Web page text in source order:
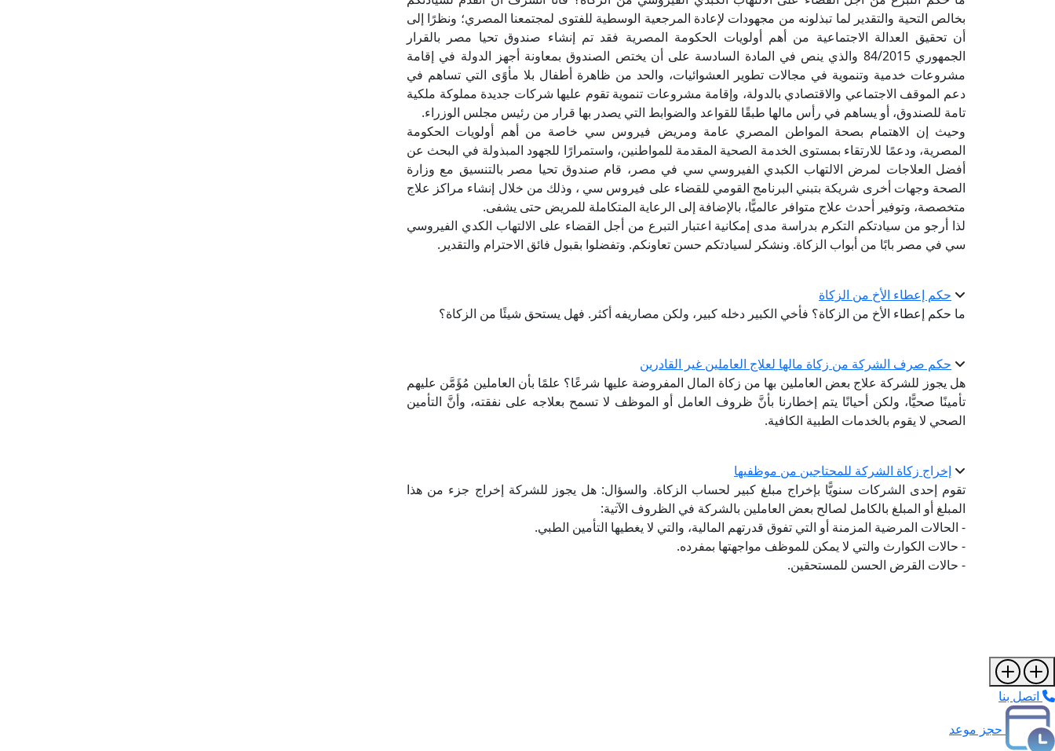
بخالص التحية والتقدير لما تبذلونه من مجهودات لإعادة المرجعية الوسطية للفتوى لمجتمعنا المصري؛ ونظرًا إلى
أن تحقيق العدالة الاجتماعية من أهم أولويات الحكومة المصرية فقد تم إنشاء صندوق تحيا مصر بالقرار
الجمهوري 84/2015 والذي ينص في المادة السادسة على أن يختص الصندوق بمعاونة أجهز الدولة في إقامة
مشروعات خدمية وتنموية في مجالات تطوير العشوائيات، والحد من ظاهرة أطفال بلا مأوًى التي تساهم في
دعم الموقف الاجتماعي والاقتصادي بالدولة، وإقامة مشروعات تنموية تقوم عليها شركات جديدة مملوكة ملكية
تامة للصندوق، أو يساهم في رأس مالها طبقًا للقواعد والضوابط التي يصدر بها قرار من رئيس مجلس الوزراء.
وحيث إن الاهتمام بصحة المواطن المصري عامة ومريض فيروس سي خاصة من أهم أولويات الحكومة
المصرية، ودعمًا للارتقاء بمستوى الخدمة الصحية المقدمة للمواطنين، واستمرارًا للجهود المبذولة في البحث عن
أفضل العلاجات لمرض الالتهاب الكبدي الفيروسي سي في مصر، قام صندوق تحيا مصر بالتنسيق مع وزارة
الصحة وجهات أخرى شريكة بتبني البرنامج القومي للقضاء على فيروس سي ، وذلك من خلال إنشاء مراكز علاج
متخصصة، وتوفير أحدث علاج متوافر عالميًّا، بالإضافة إلى الرعاية المتكاملة للمريض حتى يشفى.
لذا أرجو من سيادتكم التكرم بدراسة مدى إمكانية اعتبار التبرع من أجل القضاء على الالتهاب الكدي الفيروسي
سي في مصر بابًا من أبواب الزكاة. ونشكر لسيادتكم حسن تعاونكم. وتفضلوا بقبول فائق الاحترام والتقدير.
حكم إعطاء الأخ من الزكاة
ما حكم إعطاء الأخ من الزكاة؟ فأخي الكبير دخله كبير، ولكن مصاريفه أكثر. فهل يستحق شيئًا من الزكاة؟
حكم صرف الشركة من زكاة مالها لعلاج العاملين غير القادرين
هل يجوز للشركة علاج بعض العاملين بها من زكاة المال المفروضة عليها شرعًا؟ علمًا بأن العاملين مُؤَمَّن عليهم
تأمينًا صحيًّا، ولكن أحيانًا يتم إخطارنا بأنَّ ظروف العامل أو الموظف لا تسمح بعلاجه على نفقته، وأنَّ التأمين
الصحي لا يقوم بالخدمات الطبية الكافية.
إخراج زكاة الشركة للمحتاجين من موظفيها
تقوم إحدى الشركات سنويًّا بإخراج مبلغ كبير لحساب الزكاة. والسؤال: هل يجوز للشركة إخراج جزء من هذا
المبلغ أو المبلغ بالكامل لصالح بعض العاملين بالشركة في الظروف الآتية:
- الحالات المرضية المزمنة أو التي تفوق قدرتهم المالية، والتي لا يغطيها التأمين الطبي.
- حالات الكوارث والتي لا يمكن للموظف مواجهتها بمفرده.
- حالات القرض الحسن للمستحقين.
اتصل بنا
حجز موعد